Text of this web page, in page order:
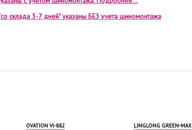
склада 3-7 дней" указаны БЕЗ учета шиномонтажа
OVATION VI-882 LINGLONG GREEN-MAX